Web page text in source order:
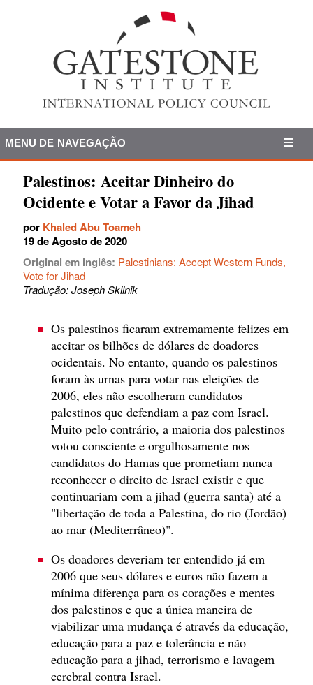
MENU DE NAVEGAÇÃO
Palestinos: Aceitar Dinheiro do
Ocidente e Votar a Favor da Jihad
por Khaled Abu Toameh
19 de Agosto de 2020
Original em inglês: Palestinians: Accept Western Funds,
Vote for Jihad
Tradução: Joseph Skilnik
Os palestinos ficaram extremamente felizes em
aceitar os bilhões de dólares de doadores
ocidentais. No entanto, quando os palestinos
foram às urnas para votar nas eleições de
2006, eles não escolheram candidatos
palestinos que defendiam a paz com Israel.
Muito pelo contrário, a maioria dos palestinos
votou consciente e orgulhosamente nos
candidatos do Hamas que prometiam nunca
reconhecer o direito de Israel existir e que
continuariam com a jihad (guerra santa) até a
"libertação de toda a Palestina, do rio (Jordão)
ao mar (Mediterrâneo)".
Os doadores deveriam ter entendido já em
2006 que seus dólares e euros não fazem a
mínima diferença para os corações e mentes
dos palestinos e que a única maneira de
viabilizar uma mudança é através da educação,
educação para a paz e tolerância e não
educação para a jihad, terrorismo e lavagem
cerebral contra Israel.